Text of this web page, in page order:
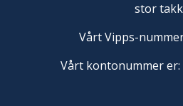
stor
Vårt Vipps-
Vårt kontonummer er: